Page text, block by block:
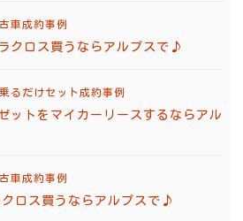
車成約事例
クロス買うならアルプスで♪
るだけセット成約事例
トをマイカーリースするならアル
車成約事例
クロス買うならアルプスで♪